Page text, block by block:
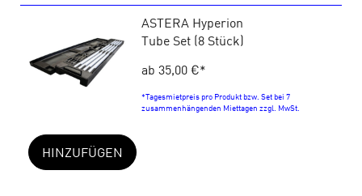
ASTERA Hyperion
Tube Set (8 Stück)
ab 35,00 €*
*Tagesmietpreis pro Produkt bzw. Set bei 7
zusammenhängenden Miettagen zzgl. MwSt.
HINZUFÜGEN